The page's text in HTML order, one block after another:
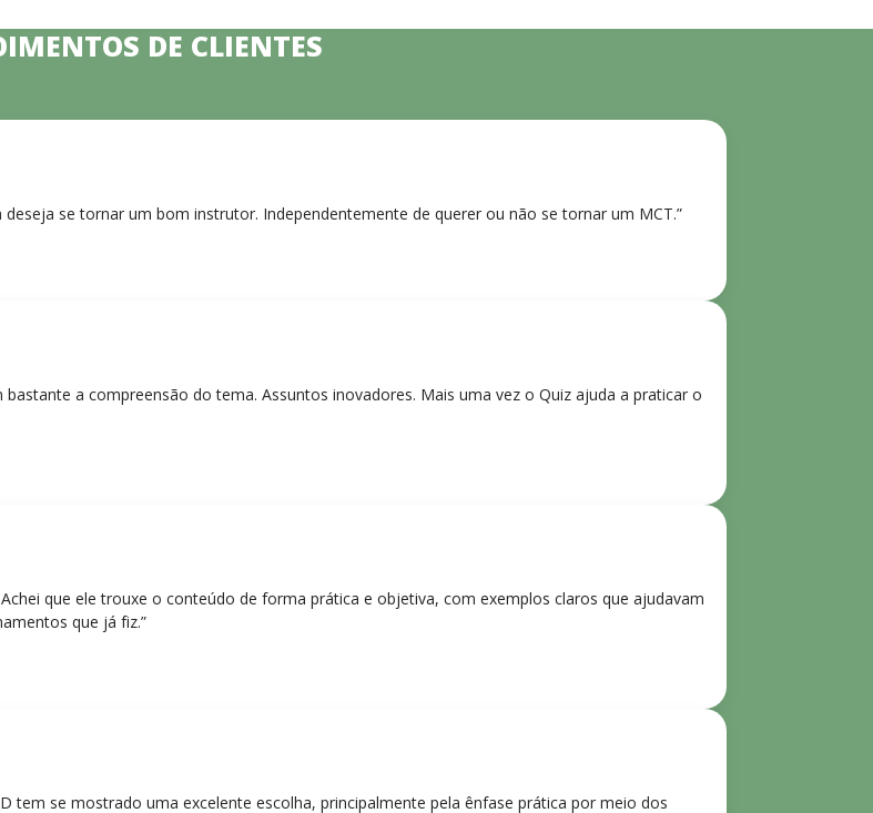
DE CLIENTES
se tornar um bom instrutor. Independentemente de querer ou não se tornar um MCT.”
a compreensão do tema. Assuntos inovadores. Mais uma vez o Quiz ajuda a praticar o
que ele trouxe o conteúdo de forma prática e objetiva, com exemplos claros que ajudavam
que já fiz.”
tem se mostrado uma excelente escolha, principalmente pela ênfase prática por meio dos